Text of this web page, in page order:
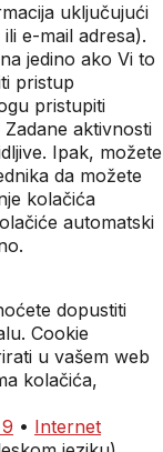
uključujući
e-mail adresa).
jedino ako Vi to
pristup
pristupiti
aktivnosti
Ipak, možete
da možete
kolačića
automatski
dopustiti
Cookie
u vašem web
kolačića,
• Internet